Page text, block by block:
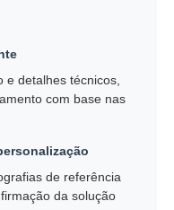
e detalhes técnicos,
com base nas
de referência
da solução